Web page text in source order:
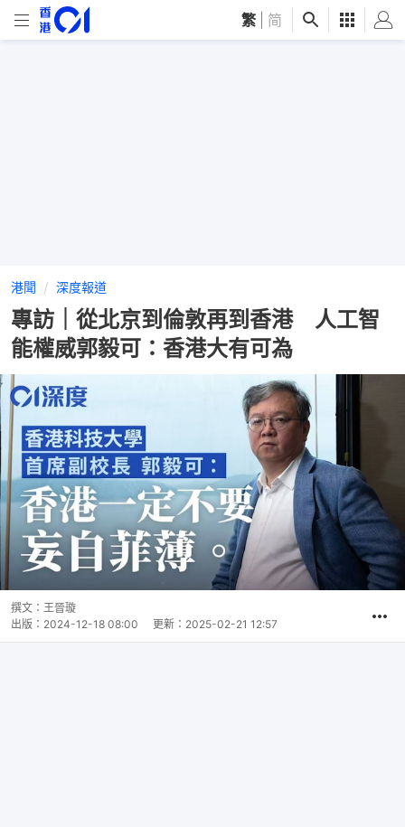
繁 简
港聞 深度報道
專訪｜從北京到倫敦再到香港 人工智
能權威郭毅可：香港大有可為
撰文： 王晉璇
出版： 2024-12-18 08:00 更新： 2025-02-21 12:57